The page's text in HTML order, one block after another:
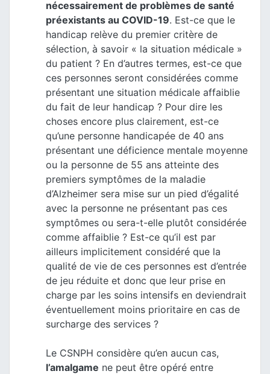
nécessairement de problèmes de santé
préexistants au COVID-19. Est-ce que le
handicap relève du premier critère de
sélection, à savoir « la situation médicale »
du patient ? En d’autres termes, est-ce que
ces personnes seront considérées comme
présentant une situation médicale affaiblie
du fait de leur handicap ? Pour dire les
choses encore plus clairement, est-ce
qu’une personne handicapée de 40 ans
présentant une déficience mentale moyenne
ou la personne de 55 ans atteinte des
premiers symptômes de la maladie
d’Alzheimer sera mise sur un pied d’égalité
avec la personne ne présentant pas ces
symptômes ou sera-t-elle plutôt considérée
comme affaiblie ? Est-ce qu’il est par
ailleurs implicitement considéré que la
qualité de vie de ces personnes est d’entrée
de jeu réduite et donc que leur prise en
charge par les soins intensifs en deviendrait
éventuellement moins prioritaire en cas de
surcharge des services ?
Le CSNPH considère qu’en aucun cas,
l’amalgame ne peut être opéré entre